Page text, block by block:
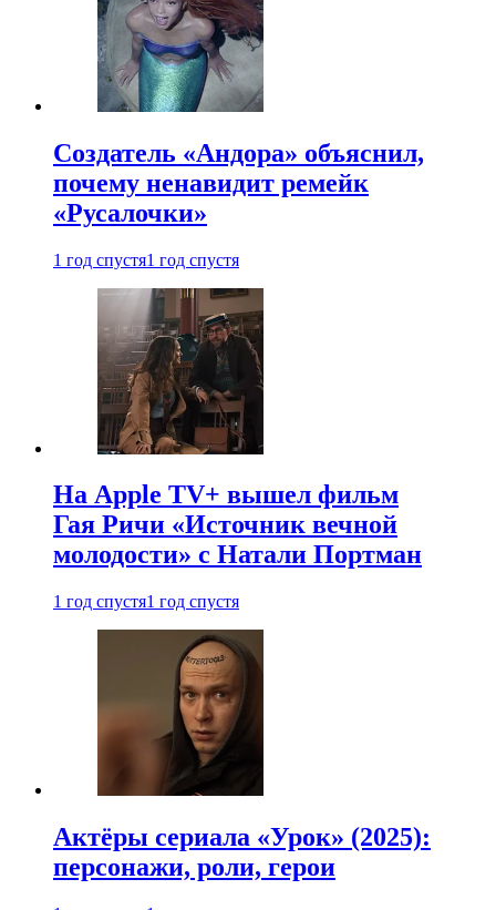
Создатель «Андора» объяснил,
почему ненавидит ремейк
«Русалочки»
1 год спустя1 год спустя
На Apple TV+ вышел фильм
Гая Ричи «Источник вечной
молодости» с Натали Портман
1 год спустя1 год спустя
Актёры сериала «Урок» (2025):
персонажи, роли, герои